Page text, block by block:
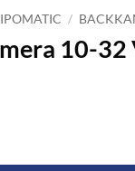
/
10-